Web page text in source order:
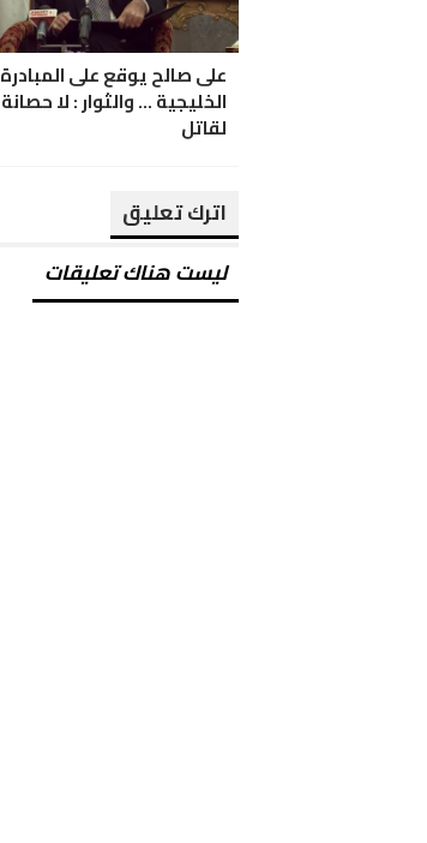
على صالح يوقع على المبادرة
الخليجية ... والثوار : لا حصانة
لقاتل
اترك تعليق
ليست هناك تعليقات